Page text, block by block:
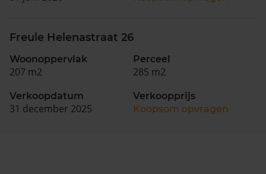
Freule Helenastraat 26
Woonoppervlak
207 m2
Perceel
285 m2
Verkoopdatum
31 december 2025
Verkoopprijs
Koopsom opvragen